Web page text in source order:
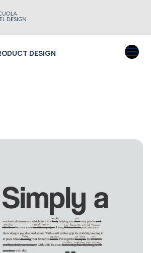
DESIGN